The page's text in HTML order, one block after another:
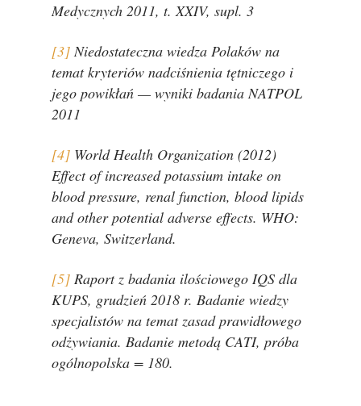
Medycznych 2011, t. XXIV, supl. 3
[3]Niedostateczna wiedza Polaków na
temat kryteriów nadciśnienia tętniczego i
jego powikłań — wyniki badania NATPOL
2011
[4] World Health Organization (2012)
Effect of increased potassium intake on
blood pressure, renal function, blood lipids
and other potential adverse effects. WHO:
Geneva, Switzerland.
[5] Raport z badania ilościowego IQS dla
KUPS, grudzień 2018 r. Badanie wiedzy
specjalistów na temat zasad prawidłowego
odżywiania. Badanie metodą CATI, próba
ogólnopolska = 180.